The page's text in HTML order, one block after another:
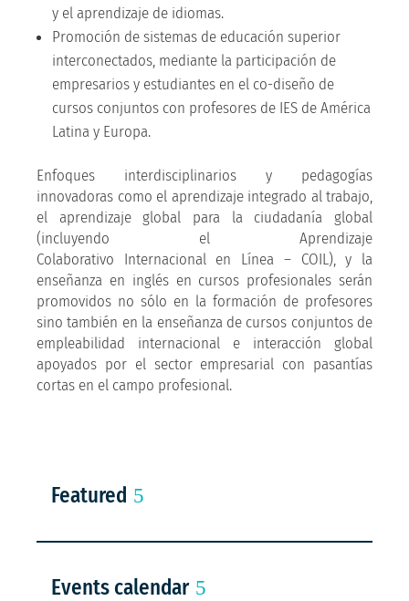
y el aprendizaje de idiomas.
Promoción de sistemas de educación superior
interconectados, mediante la participación de
empresarios y estudiantes en el co-diseño de
cursos conjuntos con profesores de IES de América
Latina y Europa.
Enfoques interdisciplinarios y pedagogías
innovadoras como el aprendizaje integrado al trabajo,
el aprendizaje global para la ciudadanía global
(incluyendo el Aprendizaje
Colaborativo Internacional en Línea – COIL), y la
enseñanza en inglés en cursos profesionales serán
promovidos no sólo en la formación de profesores
sino también en la enseñanza de cursos conjuntos de
empleabilidad internacional e interacción global
apoyados por el sector empresarial con pasantías
cortas en el campo profesional.
Featured
Events calendar